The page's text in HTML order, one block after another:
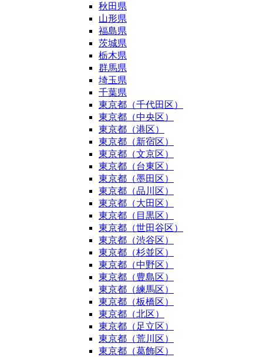
秋田県
山形県
福島県
茨城県
栃木県
群馬県
埼玉県
千葉県
東京都（千代田区）
東京都（中央区）
東京都（港区）
東京都（新宿区）
東京都（文京区）
東京都（台東区）
東京都（墨田区）
東京都（品川区）
東京都（大田区）
東京都（目黒区）
東京都（世田谷区）
東京都（渋谷区）
東京都（杉並区）
東京都（中野区）
東京都（豊島区）
東京都（練馬区）
東京都（板橋区）
東京都（北区）
東京都（足立区）
東京都（荒川区）
東京都（葛飾区）